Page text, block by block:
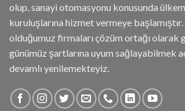
olup, sanayi otomasyonu konusunda
kuruluşlarına hizmet vermeye
olduğumuz firmaları çözüm ortağı olarak
günümüz şartlarına uyum sağlayabilmek
devamlı yenilemekteyiz.